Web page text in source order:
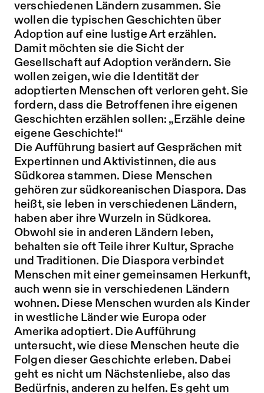
verschiedenen Ländern zusammen. Sie
wollen die typischen Geschichten über
Adoption auf eine lustige Art erzählen.
Damit möchten sie die Sicht der
Gesellschaft auf Adoption verändern. Sie
wollen zeigen, wie die Identität der
adoptierten Menschen oft verloren geht. Sie
fordern, dass die Betroffenen ihre eigenen
Geschichten erzählen sollen: „Erzähle deine
eigene Geschichte!“
Die Aufführung basiert auf Gesprächen mit
Expertinnen und Aktivistinnen, die aus
Südkorea stammen. Diese Menschen
gehören zur südkoreanischen Diaspora. Das
heißt, sie leben in verschiedenen Ländern,
haben aber ihre Wurzeln in Südkorea.
Obwohl sie in anderen Ländern leben,
behalten sie oft Teile ihrer Kultur, Sprache
und Traditionen. Die Diaspora verbindet
Menschen mit einer gemeinsamen Herkunft,
auch wenn sie in verschiedenen Ländern
wohnen. Diese Menschen wurden als Kinder
in westliche Länder wie Europa oder
Amerika adoptiert. Die Aufführung
untersucht, wie diese Menschen heute die
Folgen dieser Geschichte erleben. Dabei
geht es nicht um Nächstenliebe, also das
Bedürfnis, anderen zu helfen. Es geht um